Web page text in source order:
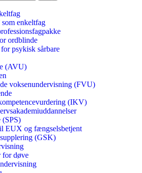
enkeltfag
ordblinde
psykisk sårbare
(AVU)
voksenundervisning (FVU)
(IKV)
(SPS)
EUX og fængselsbetjent
(GSK)
for døve